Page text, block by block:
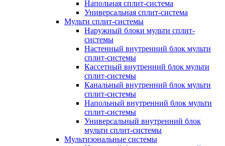
Напольная сплит-система
Универсальная сплит-система
Мульти сплит-системы
Наружный блоки мульти сплит-
системы
Настенный внутренний блок мульти
сплит-системы
Кассетный внутренний блок мульти
сплит-системы
Канальный внутренний блок мульти
сплит-системы
Напольный внутренний блок мульти
сплит-системы
Универсальный внутренний блок
мульти сплит-системы
Мультизональные системы